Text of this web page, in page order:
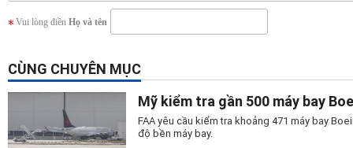
Vui lòng điền Họ và tên
CÙNG CHUYÊN MỤC
Mỹ kiểm tra gần 500 máy bay
FAA yêu cầu kiểm tra khoảng 471 máy bay
độ bền máy bay.